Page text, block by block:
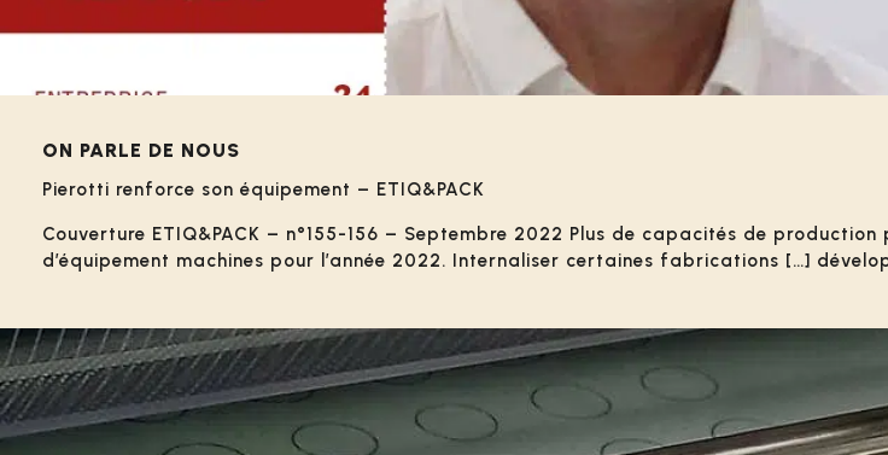
ON PARLE DE NOUS
Pierotti renforce son équipement – ETIQ&PACK
Couverture ETIQ&PACK – n°155-156 – Septembre 2022 Plus de capacités de
d’équipement machines pour l’année 2022. Internaliser certaines fabrications […]